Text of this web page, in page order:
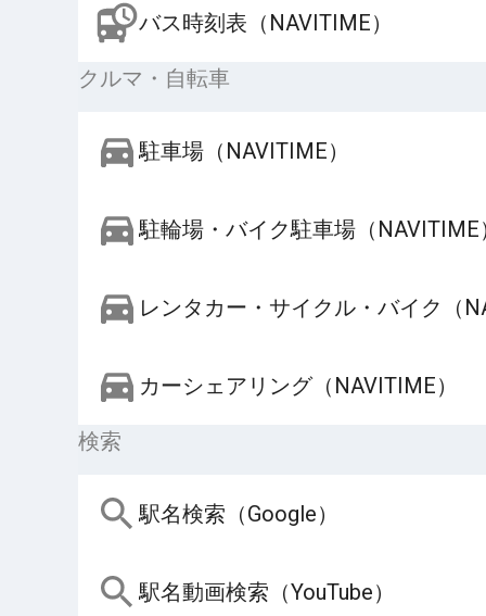
バス時刻表（NAVITIME）
クルマ・自転車
駐車場（NAVITIME）
駐輪場・バイク駐車場（NAVITIME
レンタカー・サイクル・バイク（
カーシェアリング（NAVITIME）
検索
駅名検索（Google）
駅名動画検索（YouTube）